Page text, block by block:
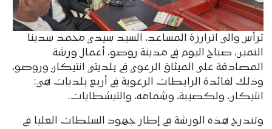
ترأس والي اترارزة المساعد، السيد سيدي محمد سدينا
النمين، صباح اليوم في مدينة روصو، أعمال ورشة
المصادقة على الميثاق الرعوي في بلديتي انتيكان وروصو،
وذلك لفائدة الرابطات الرعوية في أربع بلديات هي:
انتيكان، ولكصيبة، وشمامه، والتيشطايات.
وتندرج هذه الورشة في إطار جهود السلطات العليا في